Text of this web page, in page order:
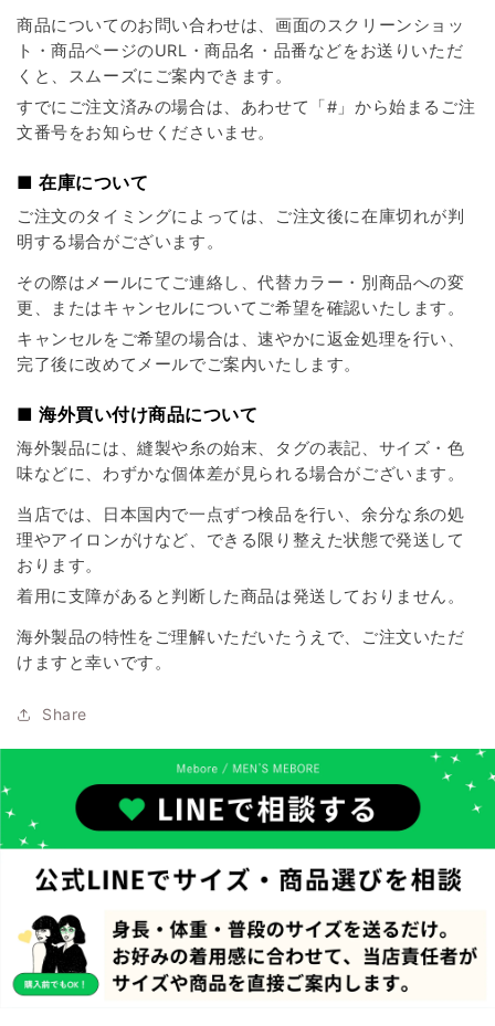
商品についてのお問い合わせは、画面のスクリーンショッ
ト・商品ページのURL・商品名・品番などをお送りいただ
くと、スムーズにご案内できます。
すでにご注文済みの場合は、あわせて「#」から始まるご注
文番号をお知らせくださいませ。
■ 在庫について
ご注文のタイミングによっては、ご注文後に在庫切れが判
明する場合がございます。
その際はメールにてご連絡し、代替カラー・別商品への変
更、またはキャンセルについてご希望を確認いたします。
キャンセルをご希望の場合は、速やかに返金処理を行い、
完了後に改めてメールでご案内いたします。
■ 海外買い付け商品について
海外製品には、縫製や糸の始末、タグの表記、サイズ・色
味などに、わずかな個体差が見られる場合がございます。
当店では、日本国内で一点ずつ検品を行い、余分な糸の処
理やアイロンがけなど、できる限り整えた状態で発送して
おります。
着用に支障があると判断した商品は発送しておりません。
海外製品の特性をご理解いただいたうえで、ご注文いただ
けますと幸いです。
Share